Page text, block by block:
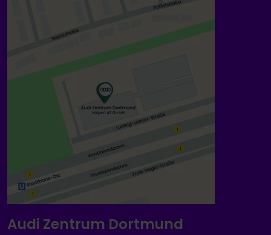
Audi Zentrum Dortmund